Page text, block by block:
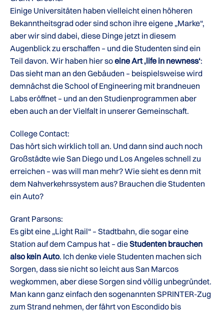
Einige Universitäten haben vielleicht einen höheren
Bekanntheitsgrad oder sind schon ihre eigene „Marke“,
aber wir sind dabei, diese Dinge jetzt in diesem
Augenblick zu erschaffen – und die Studenten sind ein
Teil davon. Wir haben hier soeine Art ‚life in newness‘:
Das sieht man an den Gebäuden – beispielsweise wird
demnächst die School of Engineering mit brandneuen
Labs eröffnet – und an den Studienprogrammen aber
eben auch an der Vielfalt in unserer Gemeinschaft.
College Contact:
Das hört sich wirklich toll an. Und dann sind auch noch
Großstädte wie San Diego und Los Angeles schnell zu
erreichen – was will man mehr? Wie sieht es denn mit
dem Nahverkehrssystem aus? Brauchen die Studenten
ein Auto?
Grant Parsons:
Es gibt eine „Light Rail“ – Stadtbahn, die sogar eine
Station auf dem Campus hat – dieStudenten brauchen
also kein Auto. Ich denke viele Studenten machen sich
Sorgen, dass sie nicht so leicht aus San Marcos
wegkommen, aber diese Sorgen sind völlig unbegründet.
Man kann ganz einfach den sogenannten SPRINTER-Zug
zum Strand nehmen, der fährt von Escondido bis